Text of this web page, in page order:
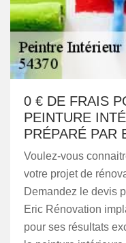
0 € DE FRAIS
PEINTURE
PRÉPARÉ PAR
Voulez-vous
votre projet de
Demandez le devis
Eric Rénovation
pour ses résultats